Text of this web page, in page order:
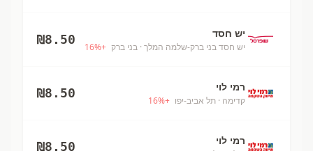
יש חסד
יש חסד בני ברק-שלמה המלך · בני ברק +
16%
₪8.50
רמי לוי
קדימה · תל אביב-יפו +
16%
₪8.50
רמי לוי ₪8.50